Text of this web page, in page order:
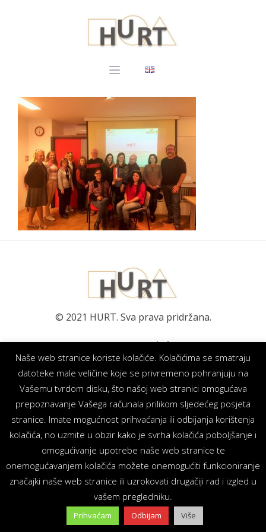
© 2021 HURT. Sva prava pridržana.
We at Social
Networks
Naše web stranice koriste kolačiće. Kolačićima se smatraju
datoteke male veličine koje se privremeno pohranjuju na
Vašemu tvrdom disku, što našoj web stranici omogućava
prepoznavanje Vašega računala prilikom sljedećeg posjeta
stranice. Imate mogućnost prihvaćanja ili odbijanja korištenja
kolačića, no uzmite u obzir kako je svrha kolačića poboljšanje i
omogućivanje upotrebe naše web stranice te
onemogućavanjem kolačića možete onemogućiti funkcioniranje
značajki naše web stranice ili uzrokovati drugačiji rad i izgled u
vašem pregledniku.
Prihvaćam Odbijam Više